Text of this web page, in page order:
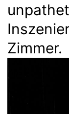
Zimmer.